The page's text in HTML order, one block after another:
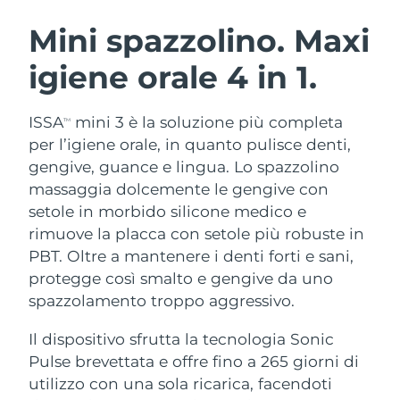
Mini spazzolino. Maxi
igiene orale 4 in 1.
ISSATM
mini 3 è la soluzione più completa
per l’igiene orale, in quanto pulisce denti,
gengive, guance e lingua. Lo spazzolino
massaggia dolcemente le gengive con
setole in morbido silicone medico e
rimuove la placca con setole più robuste in
PBT. Oltre a mantenere i denti forti e sani,
protegge così smalto e gengive da uno
spazzolamento troppo aggressivo.
Il dispositivo sfrutta la tecnologia Sonic
Pulse brevettata e offre fino a 265 giorni di
utilizzo con una sola ricarica, facendoti
LUNA™ 4 pacchetto
Anti-aging massage
LUNA™ 4 Plus
Massage, LED heating
For men, anti-aging massage
BEAR™ 2 pacchetto
Microcurrent toning
BEAR™ 2 go
Microcurrent toning on-the-go
Microcurrent line smoothing device
Idratazione
UFO™ 3 pacchetto
Deep facial hydration
UFO™ 3 LED
Near-infrared and red light therapy
device
Igiene orale
issa™ 4
Hybrid silicone sonic toothbrush
issa™ 4 plus
Smart hybrid silicone sonic toothbrush
TRATTAMENTI ANTI-AGE FAQ™
Anti-age Trattamenti LED
NEW
Austria Consegna stimata08/08/2026
Bahrein Consegna stimata09/08/2026
Belgio
Bermuda Consegna stimata 14/08/2026
Bosnia ed
Erzegovina
Consegna stimata
Brunei Consegna stimata 13/08/2026
Bulgaria Consegna stimata
Canada Consegna stimata12/08/2026
Cile Consegna stimata12/08/2026